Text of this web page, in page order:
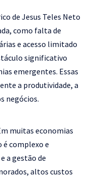
de Jesus Teles Neto
como falta de
e acesso limitado
significativo
emergentes. Essas
a produtividade, a
negócios.
muitas economias
complexo e
a gestão de
altos custos